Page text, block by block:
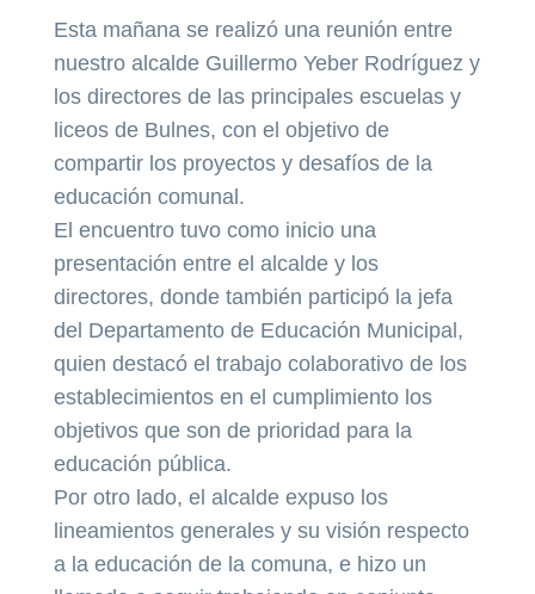
Esta mañana se realizó una reunión entre
nuestro alcalde Guillermo Yeber Rodríguez y
los directores de las principales escuelas y
liceos de Bulnes, con el objetivo de
compartir los proyectos y desafíos de la
educación comunal.
El encuentro tuvo como inicio una
presentación entre el alcalde y los
directores, donde también participó la jefa
del Departamento de Educación Municipal,
quien destacó el trabajo colaborativo de los
establecimientos en el cumplimiento los
objetivos que son de prioridad para la
educación pública.
Por otro lado, el alcalde expuso los
lineamientos generales y su visión respecto
a la educación de la comuna, e hizo un